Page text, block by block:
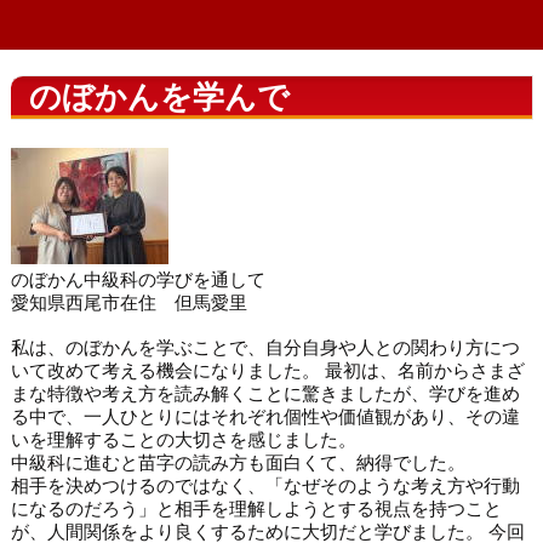
のぼかんを学んで
のぼかん中級科の学びを通して
愛知県西尾市在住 但馬愛里
私は、のぼかんを学ぶことで、自分自身や人との関わり方につ
いて改めて考える機会になりました。 最初は、名前からさまざ
まな特徴や考え方を読み解くことに驚きましたが、学びを進め
る中で、一人ひとりにはそれぞれ個性や価値観があり、その違
いを理解することの大切さを感じました。
中級科に進むと苗字の読み方も面白くて、納得でした。
相手を決めつけるのではなく、「なぜそのような考え方や行動
になるのだろう」と相手を理解しようとする視点を持つこと
が、人間関係をより良くするために大切だと学びました。 今回